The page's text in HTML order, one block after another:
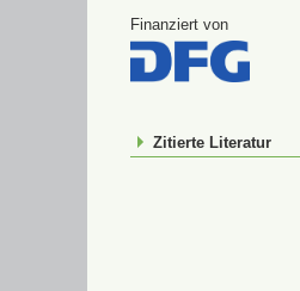
Finanziert von
Zitierte Literatur